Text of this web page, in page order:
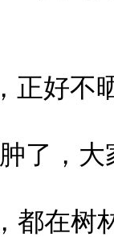
正好不
了，
都在树